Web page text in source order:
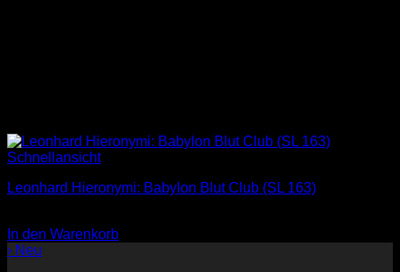
Schnellansicht
Leonhard Hieronymi: Babylon Blut Club (SL 163)
In den Warenkorb
› Neu